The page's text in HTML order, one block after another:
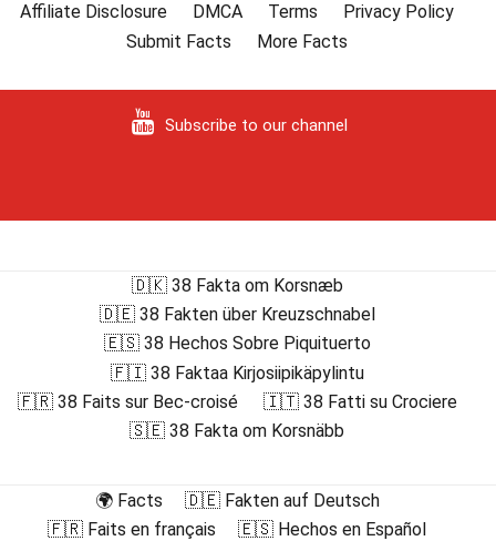
Affiliate Disclosure
DMCA Terms
Privacy Policy
Submit Facts
More Facts
Subscribe to our channel
🇩🇰 38 Fakta om Korsnæb
🇩🇪 38 Fakten über Kreuzschnabel
🇪🇸 38 Hechos Sobre Piquituerto
🇫🇮 38 Faktaa Kirjosiipikäpylintu
🇫🇷 38 Faits sur Bec-croisé
🇮🇹 38 Fatti su Crociere
🇸🇪 38 Fakta om Korsnäbb
🌍 Facts
🇩🇪 Fakten auf Deutsch
🇫🇷 Faits en français
🇪🇸 Hechos en Español